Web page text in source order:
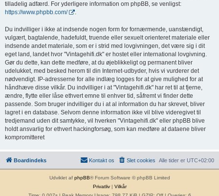
tilladelig adfærd. For yderligere information om phpBB, se venligst:
https://www.phpbb.com/
.
Du indvilliger i ikke at indsende nogen form for fornærmende, uanstændigt,
vulgært, bagtalende, hadefuldt, truende eller sexuelt orienteret materiale eller
indsende andet materiale, som er i strid med lovgivningen, det være sig i dit
eget land, landet hvor "Vintagehifi.dk" er hostet eller international lovgivning.
Gør du dette, kan dette medføre, at du øjeblikkeligt og permanent bliver
udelukket, med besked herom til din Internet-udbyder, hvis vi vurderer det
nødvendigt. IP-adresserne for alle indlæg logges for at give mulighed for at
håndhæve disse vilkår. Du indvilliger i at "Vintagehifi.dk" har ret til at fjerne,
ændre, flytte eller låse ethvert emne til enhver tid, såfremt vi finder dette
passende. Som bruger indvilliger du i at al information du har skrevet, bliver
lagret i en database. Selvom denne information ikke vil blive videregivet til
tredjemand uden dit samtykke, vil hverken "Vintagehifi.dk" eller phpBB blive
holdt ansvarlig for ethvert hackingforsøg, som kan medføre at dataene bliver
kompromitteret
Boardindeks Alle tider er UTC+02:00
Slet cookies
Kontakt os
Udviklet af phpBB® Forum Software © phpBB Limited
Privatliv| Vilkår